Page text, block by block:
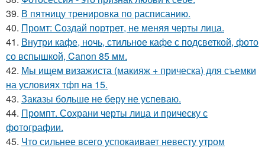
39. В пятницу тренировка по расписанию.
40. Промт: Создай портрет, не меняя черты лица.
41. Внутри кафе, ночь, стильное кафе с подсветкой, фото
со вспышкой, Canon 85 мм.
42. Мы ищем визажиста (макияж + прическа) для съемки
на условиях тфп на 15.
43. Заказы больше не беру не успеваю.
44. Промпт. Сохрани черты лица и прическу с
фотографии.
45. Что сильнее всего успокаивает невесту утром